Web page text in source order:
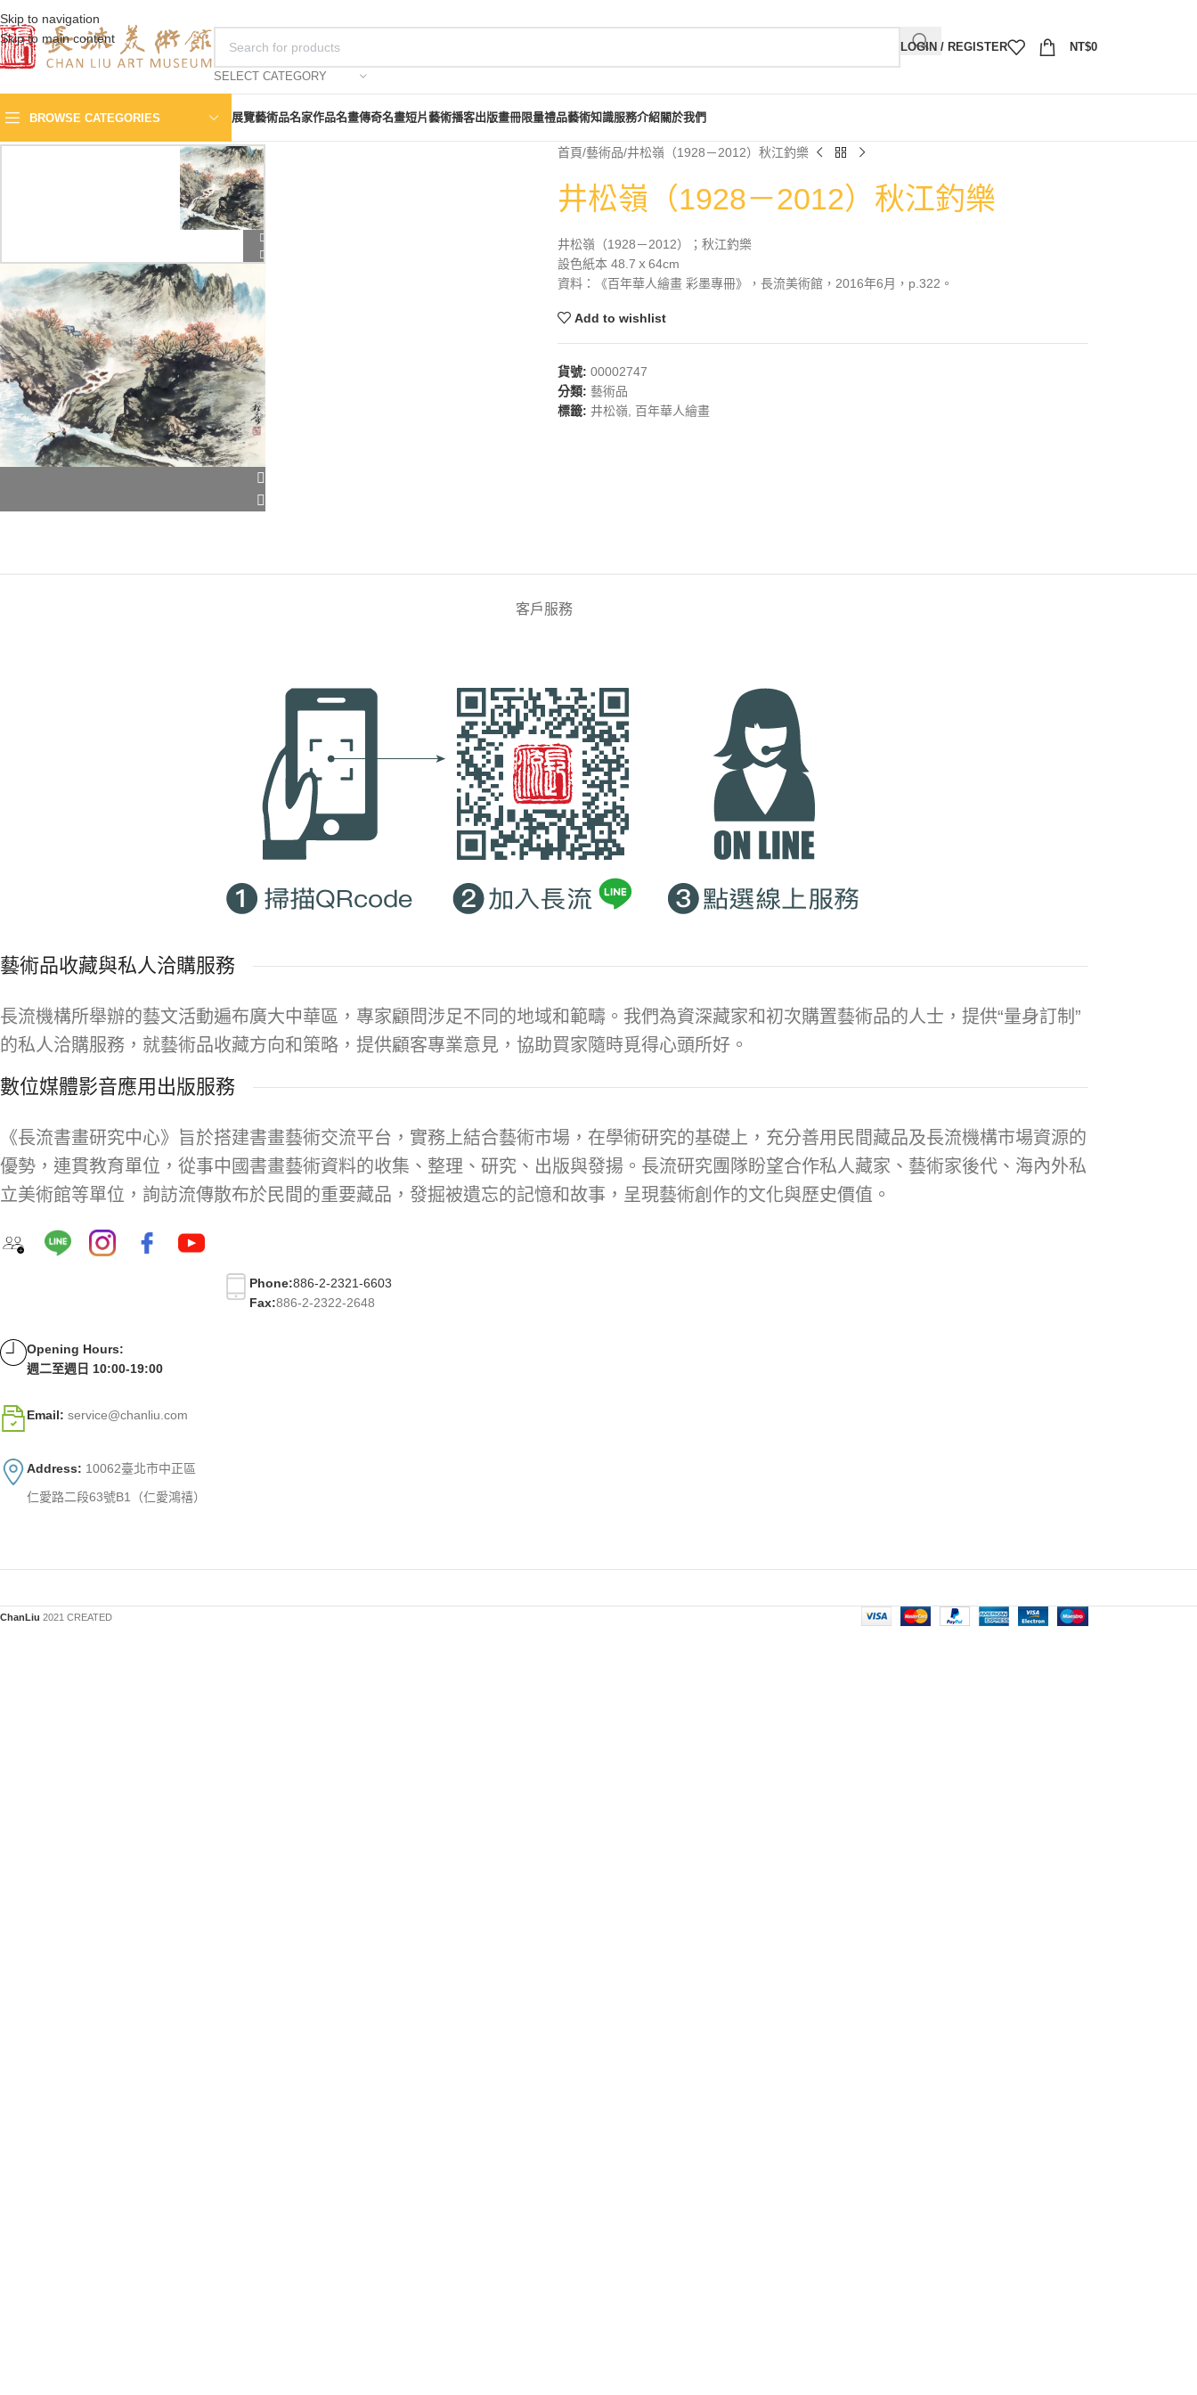
Skip to navigation
Skip to main content
SELECT CATEGORY
LOGIN / REGISTER NT$0
BROWSE CATEGORIES 展覽藝術品名家作品名畫傳奇名畫短片藝術播客出版畫冊限量禮品藝術知識服務介紹關於我們
首頁 藝術品 井松嶺（1928－2012）秋江釣樂
井松嶺（1928－2012）秋江釣樂
井松嶺（1928－2012）；秋江釣樂
設色紙本 48.7ｘ64cm
資料：《百年華人繪畫 彩墨專冊》，長流美術館，2016年6月，p.322。
Add to wishlist
貨號: 00002747
分類: 藝術品
標籤: 井松嶺, 百年華人繪畫
客戶服務
藝術品收藏與私人洽購服務
長流機構所舉辦的藝文活動遍布廣大中華區，專家顧問涉足不同的地域和範疇。我們為資深藏家和初次購置藝術品的人士，提供“量身訂制”
的私人洽購服務，就藝術品收藏方向和策略，提供顧客專業意見，協助買家隨時覓得心頭所好。
數位媒體影音應用出版服務
《長流書畫研究中心》旨於搭建書畫藝術交流平台，實務上結合藝術市場，在學術研究的基礎上，充分善用民間藏品及長流機構市場資源的
優勢，連貫教育單位，從事中國書畫藝術資料的收集、整理、研究、出版與發揚。長流研究團隊盼望合作私人藏家、藝術家後代、海內外私
立美術館等單位，詢訪流傳散布於民間的重要藏品，發掘被遺忘的記憶和故事，呈現藝術創作的文化與歷史價值。
Phone:886-2-2321-6603
Fax:886-2-2322-2648
Opening Hours:
週二至週日 10:00-19:00
Email: service@chanliu.com
Address: 10062臺北市中正區
仁愛路二段63號B1（仁愛鴻禧）
ChanLiu 2021 CREATED